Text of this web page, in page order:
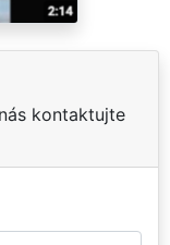
kontaktujte